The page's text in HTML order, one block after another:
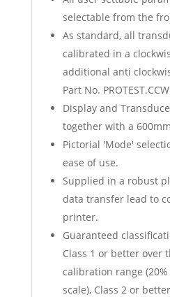
selectable from the
As standard, all
calibrated in a
additional anti
Part No.
Display and
together with a
Pictorial 'Mode'
ease of use.
Supplied in a robust
data transfer lead to
printer.
Guaranteed
Class 1 or better over
calibration range
scale), Class 2 or